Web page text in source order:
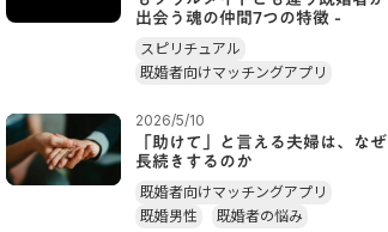
出会う魂の仲間7つの特徴 -
スピリチュアル
既婚者向けマッチングアプリ
2026/5/10
「助けて」と言える夫婦は、なぜ
長続きするのか
既婚者向けマッチングアプリ
既婚男性
既婚者の悩み